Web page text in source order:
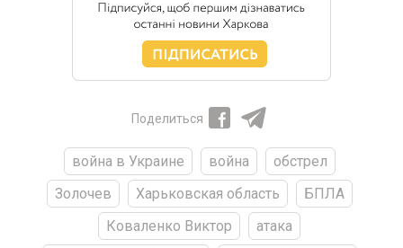
Поделиться
война в Украине война
обстрел
Золочев
Харьковская область
БПЛА
Коваленко Виктор
атака